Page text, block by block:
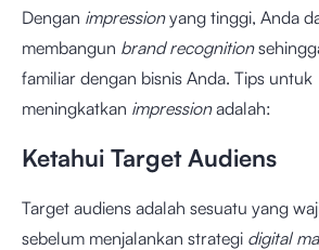
Dengan impressionyang tinggi, Anda
membangun brand recognition
familiar dengan bisnis Anda. Tips untuk
meningkatkan impressionadalah:
Ketahui Target Audiens
Target audiens adalah sesuatu yang
sebelum menjalankan strategi digital